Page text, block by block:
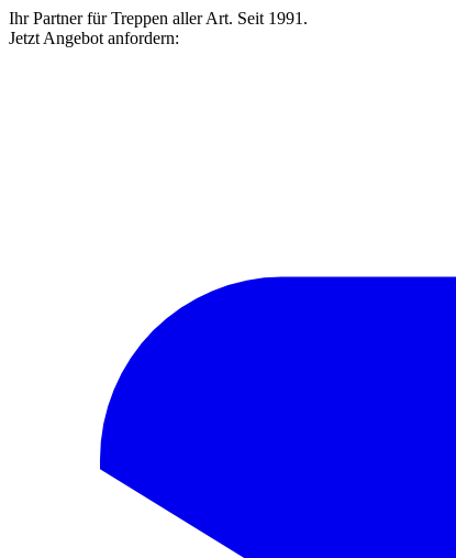
Ihr Partner für Treppen aller Art. Seit 1991.
Jetzt Angebot anfordern: